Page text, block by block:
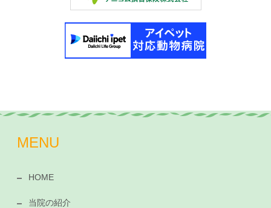
MENU
HOME
当院の紹介